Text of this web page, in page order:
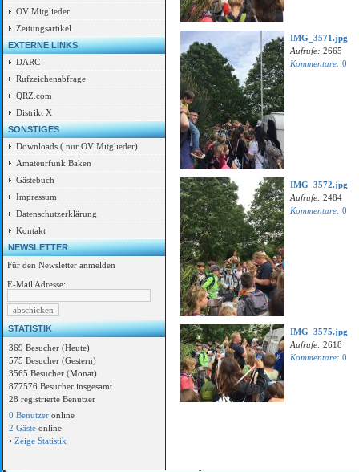
OV Mitglieder
Zeitungsartikel
EXTERNE LINKS
DARC
Rufzeichenabfrage
QRZ.com
Distrikt X
SONSTIGES
Downloads ( nur OV Mitglieder)
Amateurfunk Baken
Gästebuch
Impressum
Datenschutzerklärung
Kontakt
NEWSLETTER
Für den Newsletter anmelden
E-Mail Adresse:
STATISTIK
369 Besucher (Heute)
575 Besucher (Gestern)
3565 Besucher (Monat)
877576 Besucher insgesamt
28 registrierte Benutzer
0 Benutzer online
2 Gäste online
• Zeige Statistik
IMG_3571.jpg
Aufrufe: 2665
Kommentare: 0
IMG_3572.jpg
Aufrufe: 2484
Kommentare: 0
IMG_3575.jpg
Aufrufe: 2618
Kommentare: 0